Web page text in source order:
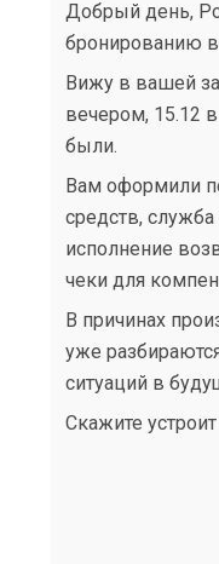
Добрый день,
бронированию
Вижу в вашей
вечером, 15.12
были.
Вам оформили
средств,
исполнение
чеки для
В причинах
уже
ситуаций в
Скажите